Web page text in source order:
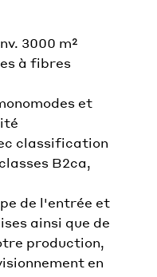
3000 m²
à fibres
et
classification
B2ca,
de l'entrée et
ainsi que de
production,
en